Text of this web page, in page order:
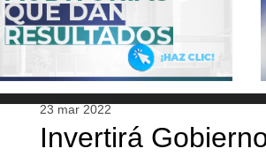
Invertirá
23 mar 2022